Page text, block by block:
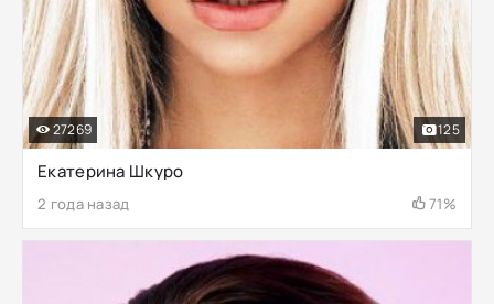
Екатерина Шкуро
2 года назад 71%
27269 125